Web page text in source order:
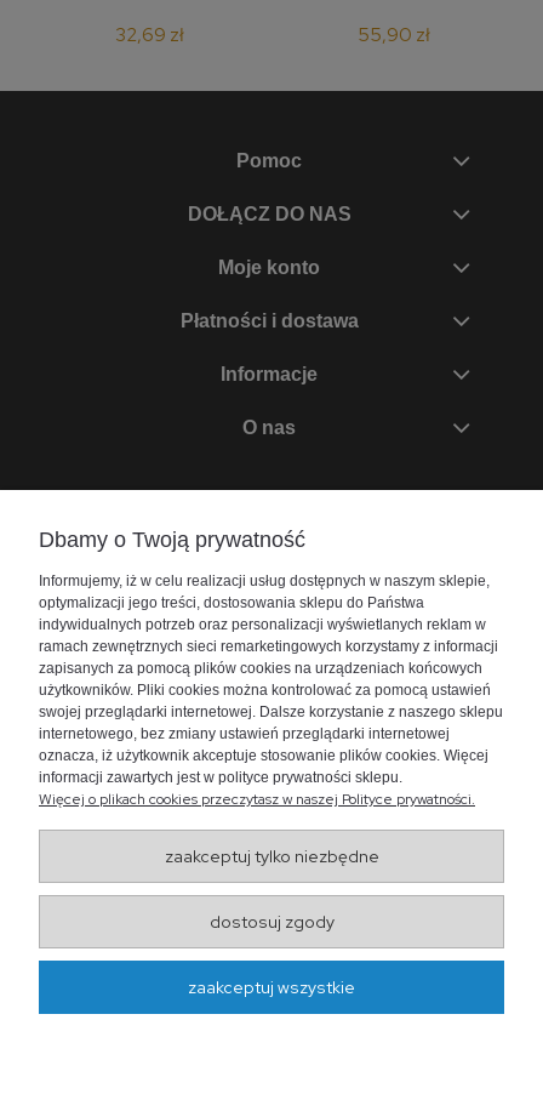
32,69 zł 55,90 zł
Pomoc
DOŁĄCZ DO NAS
Moje konto
Płatności i dostawa
Informacje
O nas
+48 730 447 156
bok@akwarium24.pl
Wojewódzki Inspektorat
ul. Droga Męczenników Majdanka 50, 20-325 Lublin
http://www.wiw.lublin.pl/
Dbamy o Twoją prywatność
Informujemy, iż w celu realizacji usług dostępnych w naszym sklepie,
optymalizacji jego treści, dostosowania sklepu do Państwa
indywidualnych potrzeb oraz personalizacji wyświetlanych reklam w
ramach zewnętrznych sieci remarketingowych korzystamy z informacji
zapisanych za pomocą plików cookies na urządzeniach końcowych
użytkowników. Pliki cookies można kontrolować za pomocą ustawień
swojej przeglądarki internetowej. Dalsze korzystanie z naszego sklepu
internetowego, bez zmiany ustawień przeglądarki internetowej
oznacza, iż użytkownik akceptuje stosowanie plików cookies. Więcej
informacji zawartych jest w polityce prywatności sklepu.
Więcej o plikach cookies przeczytasz w naszej Polityce prywatności.
zaakceptuj tylko niezbędne
dostosuj zgody
zaakceptuj wszystkie